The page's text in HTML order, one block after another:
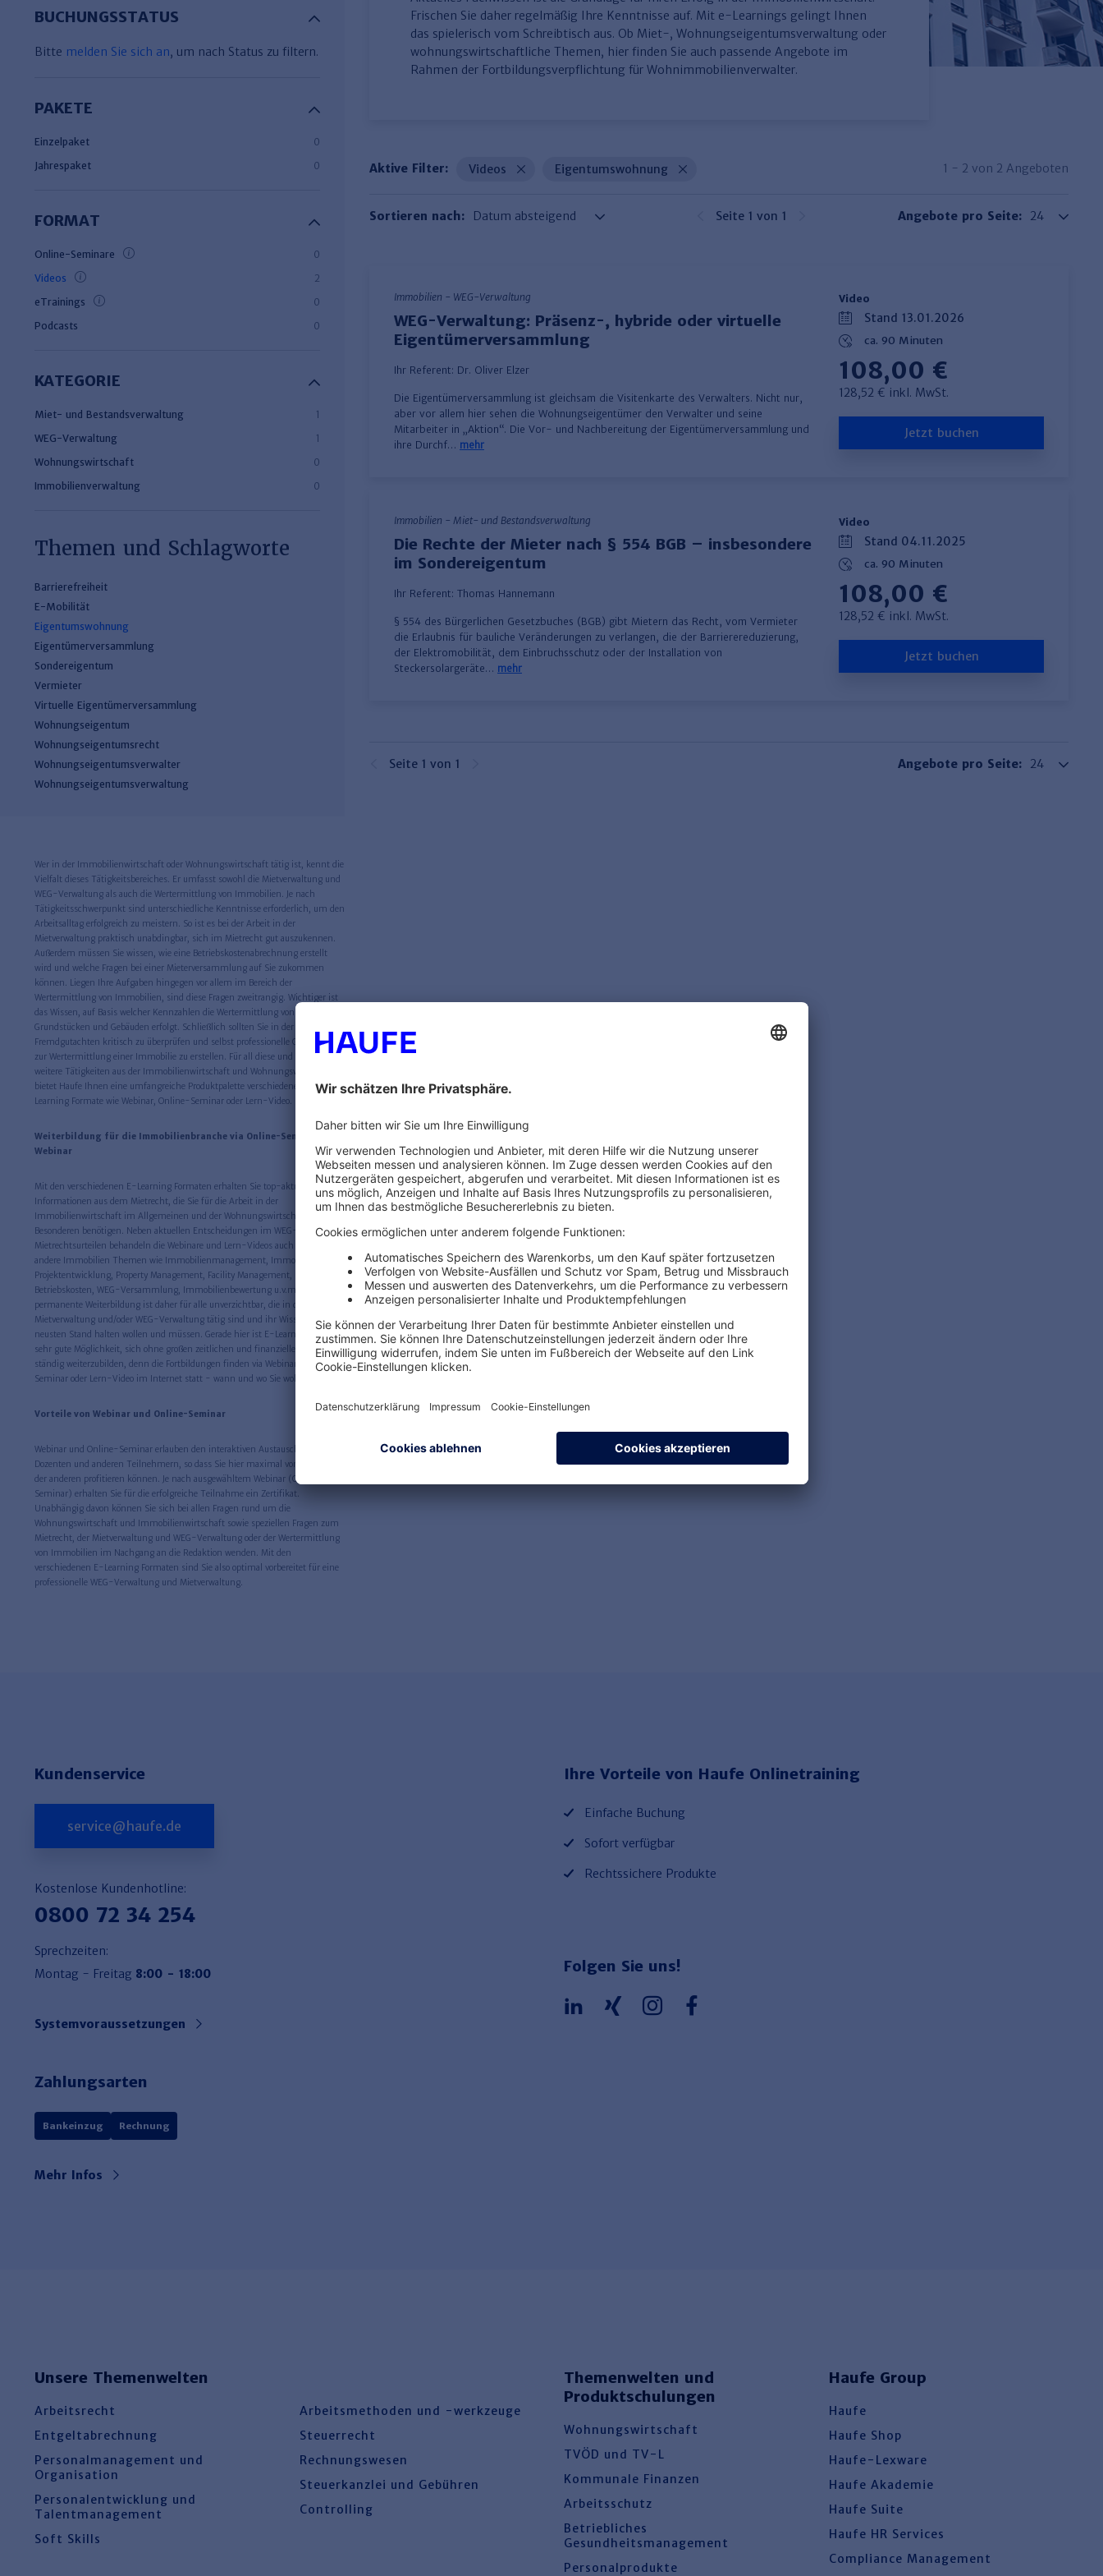
BUCHUNGSSTATUS
Bitte melden Sie sich an, um nach Status zu filtern.
PAKETE
Einzelpaket
0
Jahrespaket
0
FORMAT
Online-Seminare
0
Videos
2
eTrainings
0
Podcasts
0
KATEGORIE
Miet- und Bestandsverwaltung
1
WEG-Verwaltung
1
Wohnungswirtschaft
0
Immobilienverwaltung
0
Frischen Sie daher regelmäßig Ihre Kenntnisse auf. Mit e-Learnings gelingt Ihnen
das spielerisch vom Schreibtisch aus. Ob Miet-, Wohnungseigentumsverwaltung oder
wohnungswirtschaftliche Themen, hier finden Sie auch passende Angebote im
Rahmen der Fortbildungsverpflichtung für Wohnimmobilienverwalter.
1 - 2 von 2 Angeboten
Aktive Filter: Videos Eigentumswohnung
Sortieren nach: Angebote pro Seite:
Seite 1 von 1
Immobilien - WEG-Verwaltung
WEG-Verwaltung: Präsenz-, hybride oder virtuelle
Eigentümerversammlung
Ihr Referent: Dr. Oliver Elzer
Die Eigentümerversammlung ist gleichsam die Visitenkarte des Verwalters. Nicht nur,
aber vor allem hier sehen die Wohnungseigentümer den Verwalter und seine
Mitarbeiter in „Aktion“. Die Vor- und Nachbereitung der Eigentümerversammlung und
ihre Durchf… mehr
Video
Stand 13.01.2026
ca. 90 Minuten
108,00 €
128,52 € inkl. MwSt.
Jetzt buchen
Immobilien - Miet- und Bestandsverwaltung
Die Rechte der Mieter nach § 554 BGB – insbesondere
im Sondereigentum
Ihr Referent: Thomas Hannemann
§ 554 des Bürgerlichen Gesetzbuches (BGB) gibt Mietern das Recht, vom Vermieter
die Erlaubnis für bauliche Veränderungen zu verlangen, die der Barrierereduzierung,
der Elektromobilität, dem Einbruchsschutz oder der Installation von
Steckersolargeräte… mehr
Video
Stand 04.11.2025
ca. 90 Minuten
108,00 €
128,52 € inkl. MwSt.
Jetzt buchen
Angebote pro Seite:
Seite 1 von 1
Themen und Schlagworte
Barrierefreiheit
E-Mobilität
Eigentumswohnung
Eigentümerversammlung
Sondereigentum
Vermieter
Virtuelle Eigentümerversammlung
Wohnungseigentum
Wohnungseigentumsrecht
Wohnungseigentumsverwalter
Wohnungseigentumsverwaltung
Wer in der Immobilienwirtschaft oder Wohnungswirtschaft tätig ist, kennt die
Vielfalt dieses Tätigkeitsbereiches. Er umfasst sowohl die Mietverwaltung und
WEG-Verwaltung als auch die Wertermittlung von Immobilien. Je nach
Tätigkeitsschwerpunkt sind unterschiedliche Kenntnisse erforderlich, um den
Arbeitsalltag erfolgreich zu meistern. So ist es bei der Arbeit in der
Mietverwaltung praktisch unabdingbar, sich im Mietrecht gut auszukennen.
Außerdem müssen Sie wissen, wie eine Betriebskostenabrechnung erstellt
wird und welche Fragen bei einer Mieterversammlung auf Sie zukommen
können. Liegen Ihre Aufgaben hingegen vor allem im Bereich der
Wertermittlung von Immobilien, sind diese Fragen zweitrangig. Wichtiger ist
das Wissen, auf Basis welcher Kennzahlen die Wertermittlung von
Grundstücken und Gebäuden erfolgt. Schließlich sollten Sie in der Lage sein,
Fremdgutachten kritisch zu überprüfen und selbst professionelle Gutachten
zur Wertermittlung einer Immobilie zu erstellen. Für all diese und noch viele
weitere Tätigkeiten aus der Immobilienwirtschaft und Wohnungswirtschaft
bietet Haufe Ihnen eine umfangreiche Produktpalette verschiedener E-
Learning Formate wie Webinar, Online-Seminar oder Lern-Video.
Weiterbildung für die Immobilienbranche via Online-Seminar und
Webinar
Mit den verschiedenen E-Learning Formaten erhalten Sie top-aktuelle
Informationen aus dem Mietrecht, die Sie für die Arbeit in der
Immobilienwirtschaft im Allgemeinen und der Wohnungswirtschaft im
Besonderen benötigen. Neben aktuellen Entscheidungen im WEG-Recht und
Mietrechtsurteilen behandeln die Webinare und Lern-Videos auch zahlreiche
andere Immobilien Themen wie Immobilienmanagement, Immobilien-
Projektentwicklung, Property Management, Facility Management,
Betriebskosten, WEG-Versammlung, Immobilienbewertung u.v.m. Eine
permanente Weiterbildung ist daher für alle unverzichtbar, die in der
Mietverwaltung und/oder WEG-Verwaltung tätig sind und ihr Wissen auf dem
neusten Stand halten wollen und müssen. Gerade hier ist E-Learning eine
sehr gute Möglichkeit, sich ohne großen zeitlichen und finanziellen Aufwand
ständig weiterzubilden, denn die Fortbildungen finden via Webinar, Online-
Seminar oder Lern-Video im Internet statt - wann und wo Sie wollen.
Vorteile von Webinar und Online-Seminar
Webinar und Online-Seminar erlauben den interaktiven Austausch mit den
Dozenten und anderen Teilnehmern, so dass Sie hier maximal vom Wissen
der anderen profitieren können. Je nach ausgewähltem Webinar (Online-
Seminar) erhalten Sie für die erfolgreiche Teilnahme ein Zertifikat.
Unabhängig davon können Sie sich bei allen Fragen rund um die
Wohnungswirtschaft und Immobilienwirtschaft sowie speziellen Fragen zum
Mietrecht, der Mietverwaltung und WEG-Verwaltung oder der Wertermittlung
von Immobilien im Nachgang an die Redaktion wenden. Mit den
verschiedenen E-Learning Formaten sind Sie also optimal vorbereitet für eine
professionelle WEG-Verwaltung und Mietverwaltung.
Ihre Vorteile von Haufe Onlinetraining
Einfache Buchung
Sofort verfügbar
Rechtssichere Produkte
Folgen Sie uns!
Kundenservice
service@haufe.de
Kostenlose Kundenhotline:
0800 72 34 254
Sprechzeiten:
Montag - Freitag 8:00 - 18:00
Systemvoraussetzungen
Zahlungsarten
Bankeinzug Rechnung
Mehr Infos
Unsere Themenwelten
Arbeitsrecht
Entgeltabrechnung
Personalmanagement und
Organisation
Personalentwicklung und
Talentmanagement
Soft Skills
Arbeitsmethoden und -werkzeuge
Steuerrecht
Rechnungswesen
Steuerkanzlei und Gebühren
Controlling
Themenwelten und
Produktschulungen
Wohnungswirtschaft
TVÖD und TV-L
Kommunale Finanzen
Arbeitsschutz
Betriebliches
Gesundheitsmanagement
Personalprodukte
Haufe Group
Haufe
Haufe Shop
Haufe-Lexware
Haufe Akademie
Haufe Suite
Haufe HR Services
Compliance Management